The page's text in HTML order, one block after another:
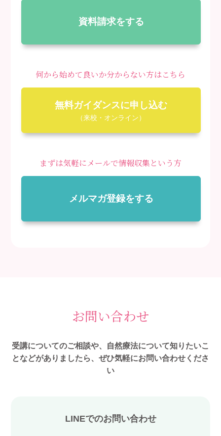
資料請求をする
何から始めて良いか分からない方はこちら
無料ガイダンスに申し込む
（来校・オンライン）
まずは気軽にメールで情報収集という方
メルマガ登録をする
お問い合わせ
受講についてのご相談や、自然療法について知りたいこ
となどがありましたら、ぜひ気軽にお問い合わせくださ
い
LINEでのお問い合わせ